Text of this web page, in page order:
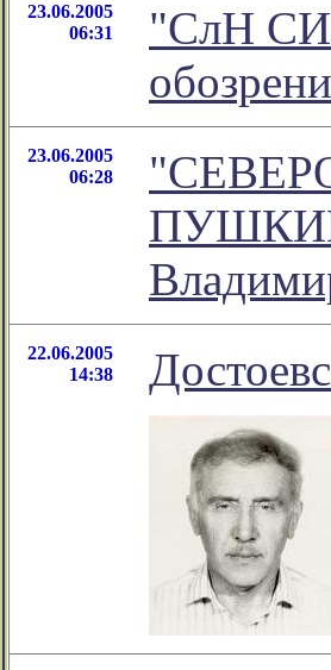
23.06.2005
06:31
"СлН
23.06.2005
06:28
ПУШКИН"
22.06.2005
14:38